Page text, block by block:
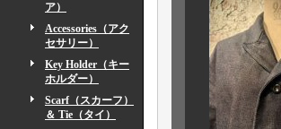
ア）
Accessories（アク
セサリー）
Key Holder（キー
ホルダー）
Scarf（スカーフ）
＆ Tie（タイ）